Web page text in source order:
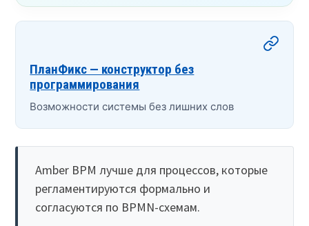
ПланФикс — конструктор без
программирования
Возможности системы без лишних слов
Amber BPM лучше для процессов, которые
регламентируются формально и
согласуются по BPMN-схемам.